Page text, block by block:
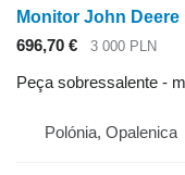
696,70 € 3 000 PLN
Peça sobressalente -
Polónia, Opalenica